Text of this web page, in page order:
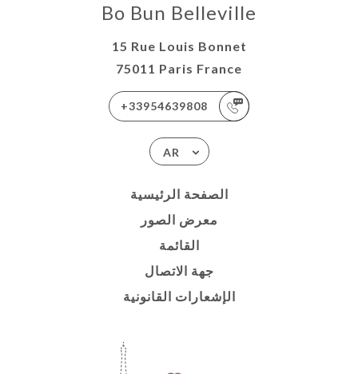
Bo Bun Belleville
15 Rue Louis Bonnet
75011 Paris France
+33954639808
AR
الصفحة الرئيسية
معرض الصور
القائمة
جهة الاتصال
الإشعارات القانونية